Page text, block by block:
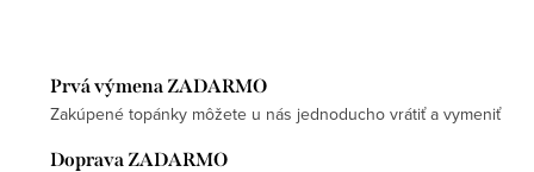
Prvá výmena ZADARMO
Zakúpené topánky môžete u nás jednoducho vrátiť a vymeniť
Doprava ZADARMO